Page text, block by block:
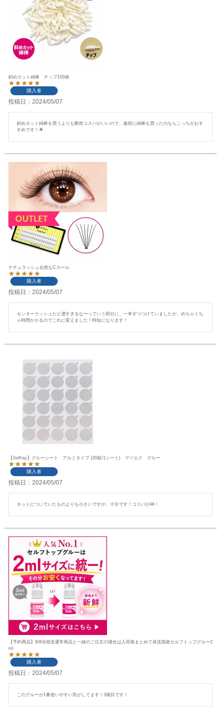
斜めカット綿棒 チップ100個
購入者
投稿日 2024/05/07
斜めカット綿棒を買うよりも断然コスパがいいので、最初に綿棒を買ったのならこっちがおす
すめです！🌟
ナチュラッシュ自然なCカール
購入者
投稿日 2024/05/07
センターラッシュだと濃すぎるな〜っていう部分に、一本ずつつけていましたが、めちゃくち
ゃ時間かかるのでこれに変えました！時短になります！
【Selfray】グルーシート アルミタイプ (30枚/1シート) マツエク グルー
購入者
投稿日 2024/05/07
キットについていたものよりも小さいですが、十分です！コスパが神！
【予約商品】8/8頃発送通常商品と一緒のご注文の場合は入荷後まとめて発送国産セルフトップグルー2
ml
購入者
投稿日 2024/05/07
このグルーが1番使いやすい気がしてます！3個目です！